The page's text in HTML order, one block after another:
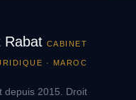
Rabat CABINET
· MAROC
depuis 2015. Droit